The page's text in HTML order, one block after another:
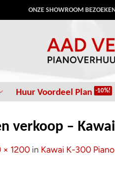
ONZE SHOWROOM
Huur Voordeel Plan
verkoop –
× 1200 in Kawai K-300 Piano